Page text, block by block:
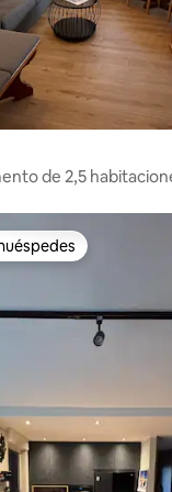
de 2,5
preferido